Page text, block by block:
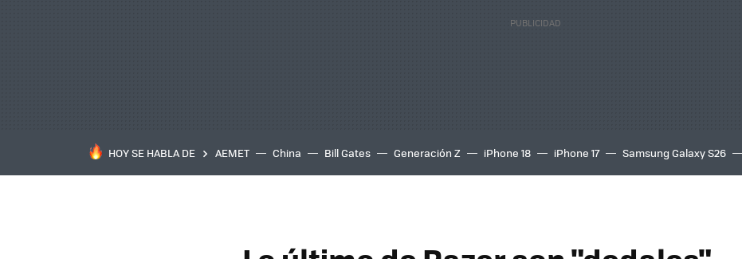
HOY SE HABLA DE AEMET China Bill Gates Generación Z iPhone 18 iPhone 17 Samsung Galaxy S26